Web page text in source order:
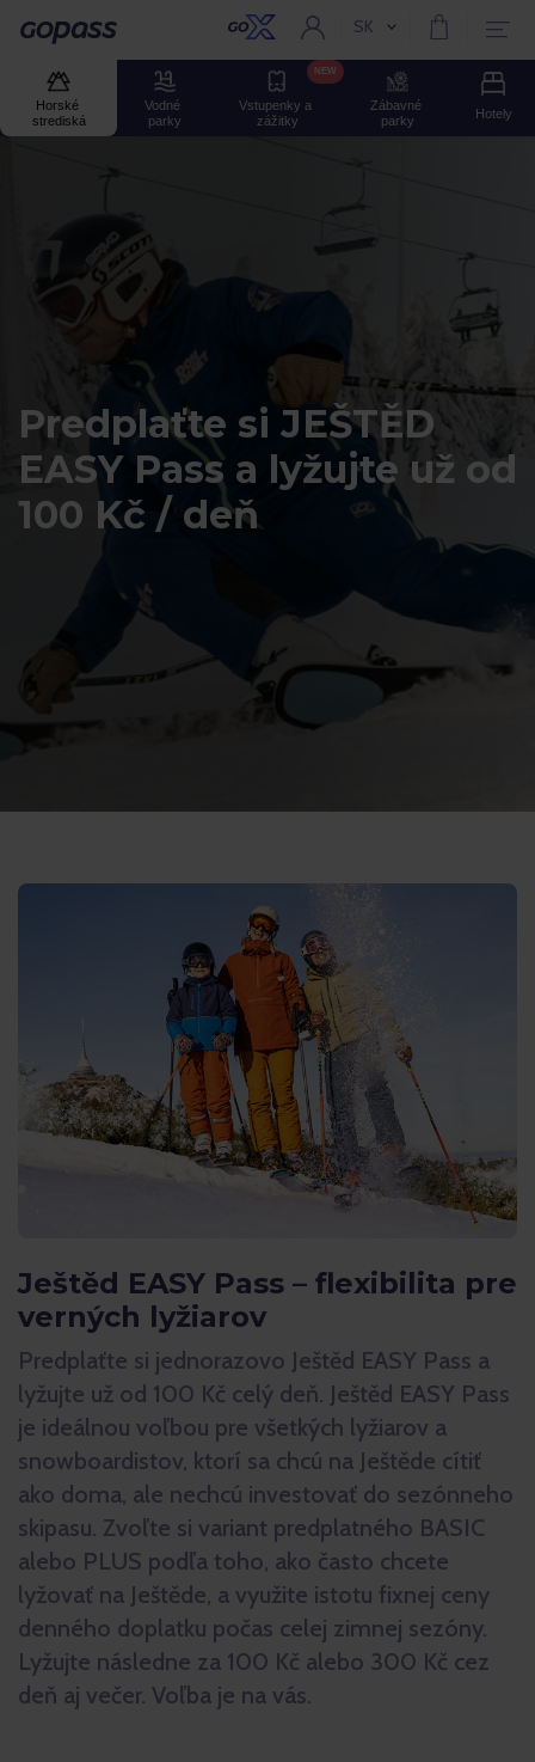
Gopass Aktuální jazyk:
SK
Horské
strediská
Vodné
parky
Vstupenky a
zážitky
NEW
Zábavné
parky
Hotely
Predplaťte si JEŠTĚD
EASY Pass a lyžujte už od
100 Kč / deň
Ještěd EASY Pass – flexibilita pre
verných lyžiarov
Predplaťte si jednorazovo Ještěd EASY Pass a
lyžujte už od 100 Kč celý deň. Ještěd EASY Pass
je ideálnou voľbou pre všetkých lyžiarov a
snowboardistov, ktorí sa chcú na Ještěde cítiť
ako doma, ale nechcú investovať do sezónneho
skipasu. Zvoľte si variant predplatného BASIC
alebo PLUS podľa toho, ako často chcete
lyžovať na Ještěde, a využite istotu fixnej ceny
denného doplatku počas celej zimnej sezóny.
Lyžujte následne za 100 Kč alebo 300 Kč cez
deň aj večer. Voľba je na vás.